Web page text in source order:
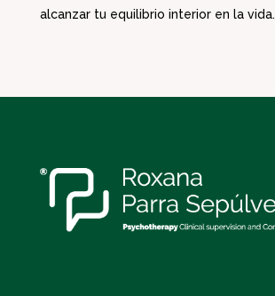
alcanzar tu equilibrio interior en la vida.